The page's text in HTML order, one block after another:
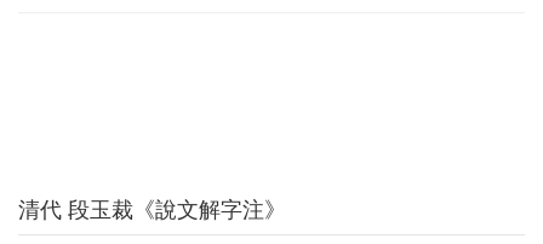
清代 段玉裁《說文解字注》